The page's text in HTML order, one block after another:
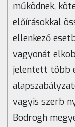
működnek,
előírásokkal
ellenkező
vagyonát
jelentett több
vagyis szerb
Bodrogh